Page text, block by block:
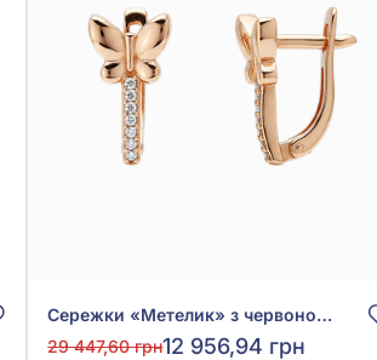
Сережки «Метелик» з червоного золота 585° з куб. окс. цирконію, арт. 2108338101
29 447,60 грн12 956,94 грн